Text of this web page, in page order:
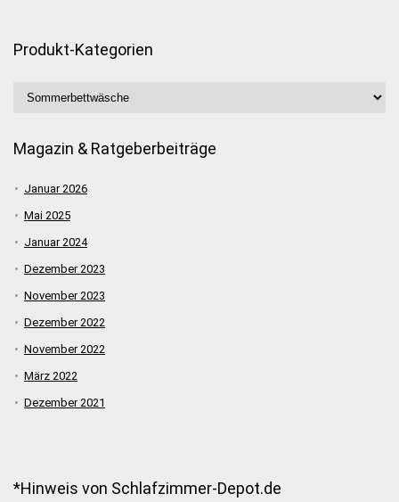
Produkt-Kategorien
Magazin & Ratgeberbeiträge
Januar 2026
Mai 2025
Januar 2024
Dezember 2023
November 2023
Dezember 2022
November 2022
März 2022
Dezember 2021
*Hinweis von Schlafzimmer-Depot.de